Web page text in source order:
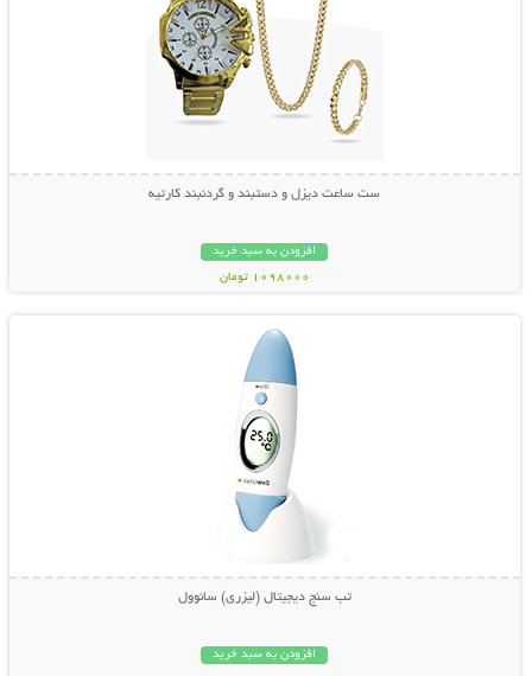
ست ساعت دیزل و دستبند و گردنبند کارتیه
افزودن به سبد خرید
1098000 تومان
نمایش توضیحات بیشتر
تب سنج دیجیتال (لیزری) سانوول
افزودن به سبد خرید